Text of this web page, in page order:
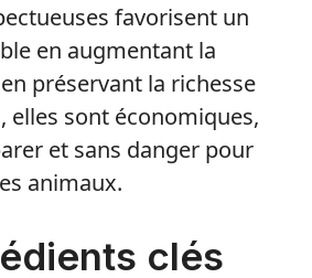
favorisent un
en augmentant la
préservant la richesse
elles sont économiques,
et sans danger pour
animaux.
clés